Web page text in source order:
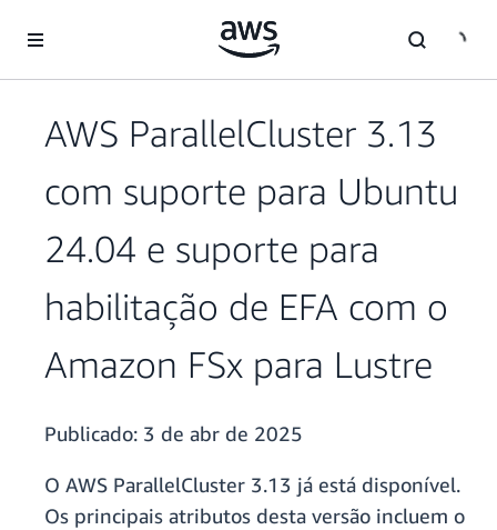
Pular para o conteúdo principal
AWS ParallelCluster 3.13
com suporte para Ubuntu
24.04 e suporte para
habilitação de EFA com o
Amazon FSx para Lustre
Publicado: 3 de abr de 2025
O AWS ParallelCluster 3.13 já está disponível.
Os principais atributos desta versão incluem o